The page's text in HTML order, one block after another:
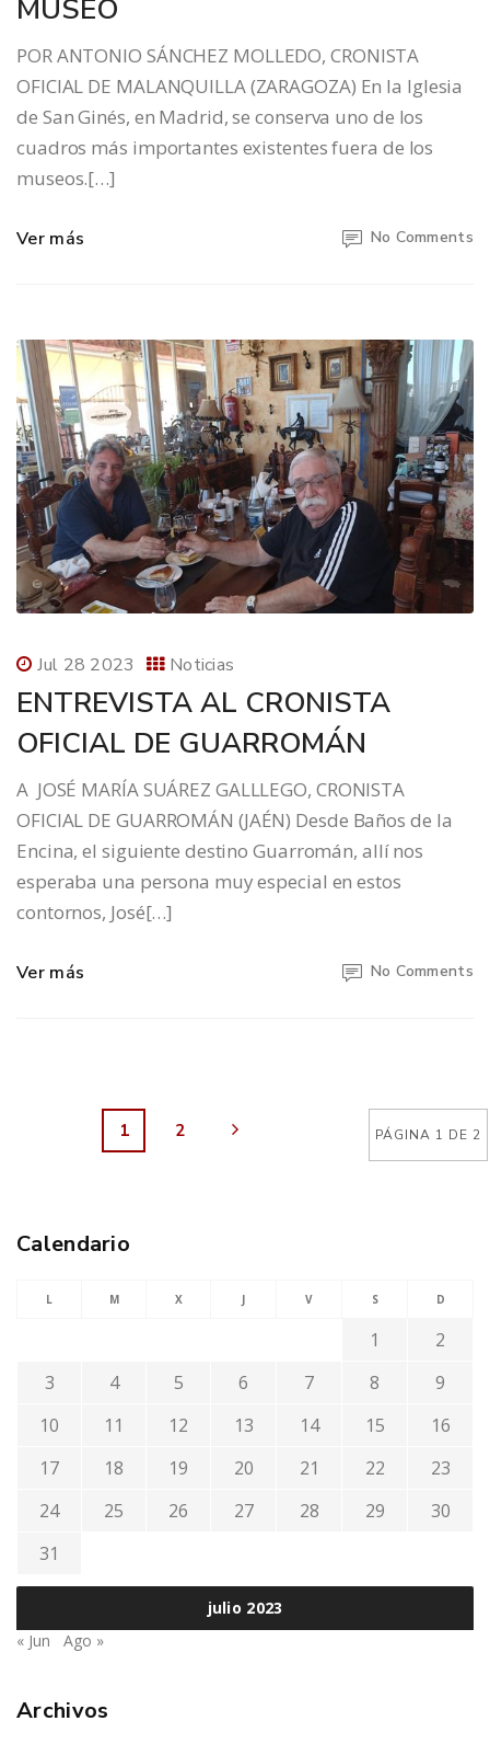
MUSEO
POR ANTONIO SÁNCHEZ MOLLEDO, CRONISTA
OFICIAL DE MALANQUILLA (ZARAGOZA) En la Iglesia
de San Ginés, en Madrid, se conserva uno de los
cuadros más importantes existentes fuera de los
museos.[…]
Ver más No Comments
Jul 28 2023 Noticias
ENTREVISTA AL CRONISTA
OFICIAL DE GUARROMÁN
A JOSÉ MARÍA SUÁREZ GALLLEGO, CRONISTA
OFICIAL DE GUARROMÁN (JAÉN) Desde Baños de la
Encina, el siguiente destino Guarromán, allí nos
esperaba una persona muy especial en estos
contornos, José[…]
Ver más No Comments
PÁGINA 1 DE 2
1 2
Calendario
julio 2023
L M X J V S D
1
2
3
4 5 6 7 8
9
10
11 12 13 14 15
16
17
18 19 20 21 22
23
24
25 26 27 28 29
30
31
« Jun Ago »
Archivos